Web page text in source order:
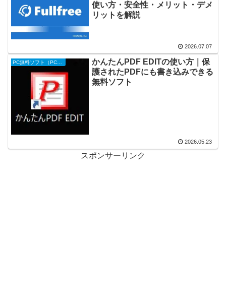
使い方・安全性・メリット・デメ
リットを解説
2026.07.07
かんたんPDF EDITの使い方｜保
護されたPDFにも書き込みできる
無料ソフト
2026.05.23
スポンサーリンク